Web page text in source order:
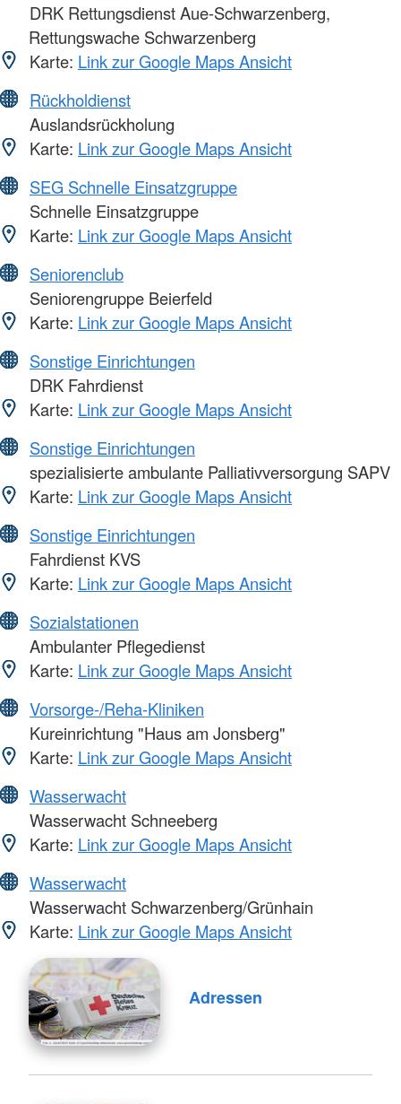
DRK Rettungsdienst Aue-Schwarzenberg,
Rettungswache Schwarzenberg
Karte: Link zur Google Maps Ansicht
Rückholdienst
Auslandsrückholung
Karte: Link zur Google Maps Ansicht
SEG Schnelle Einsatzgruppe
Schnelle Einsatzgruppe
Karte: Link zur Google Maps Ansicht
Seniorenclub
Seniorengruppe Beierfeld
Karte: Link zur Google Maps Ansicht
Sonstige Einrichtungen
DRK Fahrdienst
Karte: Link zur Google Maps Ansicht
Sonstige Einrichtungen
spezialisierte ambulante Palliativversorgung SAPV
Karte: Link zur Google Maps Ansicht
Sonstige Einrichtungen
Fahrdienst KVS
Karte: Link zur Google Maps Ansicht
Sozialstationen
Ambulanter Pflegedienst
Karte: Link zur Google Maps Ansicht
Vorsorge-/Reha-Kliniken
Kureinrichtung "Haus am Jonsberg"
Karte: Link zur Google Maps Ansicht
Wasserwacht
Wasserwacht Schneeberg
Karte: Link zur Google Maps Ansicht
Wasserwacht
Wasserwacht Schwarzenberg/Grünhain
Karte: Link zur Google Maps Ansicht
Adressen